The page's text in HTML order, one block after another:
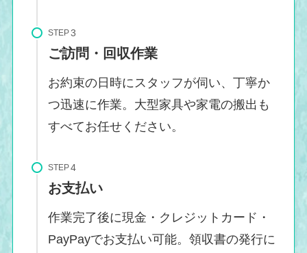
STEP
ご訪問・回収作業
お約束の日時にスタッフが伺い、丁寧か
つ迅速に作業。大型家具や家電の搬出も
すべてお任せください。
STEP
お支払い
作業完了後に現金・クレジットカード・
PayPayでお支払い可能。領収書の発行に